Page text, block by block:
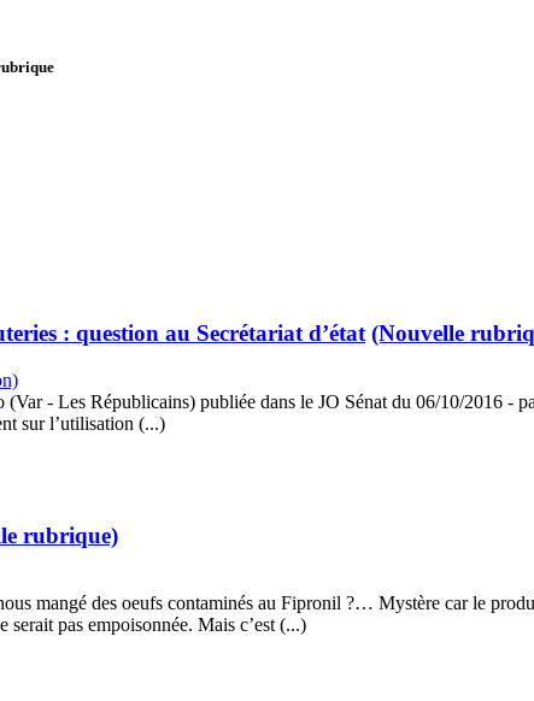
: question au Secrétariat d’état (Nouvelle
- Les Républicains) publiée dans le JO Sénat du 06/10/2016 -
sur l’utilisation (...)
rubrique)
mangé des oeufs contaminés au Fipronil ?… Mystère car le
serait pas empoisonnée. Mais c’est (...)